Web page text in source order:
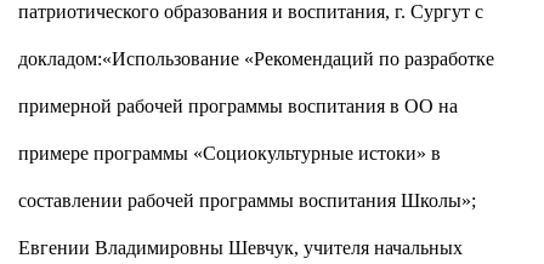
патриотического образования и воспитания, г. Сургут с
докладом:«Использование «Рекомендаций по разработке
примерной рабочей программы воспитания в ОО на
примере программы «Социокультурные истоки» в
составлении рабочей программы воспитания Школы»;
Евгении Владимировны Шевчук, учителя начальных